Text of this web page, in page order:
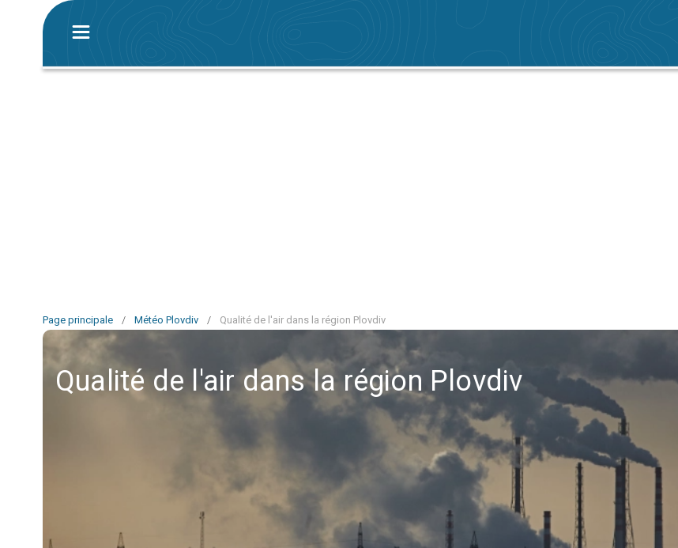
Page principale / Météo Plovdiv / Qualité de l'air dans la région Plovdiv
Qualité de l'air dans la région Plovdiv